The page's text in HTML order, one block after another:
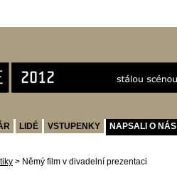
LIDÉ VSTUPENKY NAPSALI O NÁS
> Němý film v divadelní prezentaci